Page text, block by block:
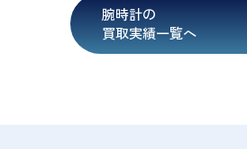
腕時計の
買取実績一覧へ